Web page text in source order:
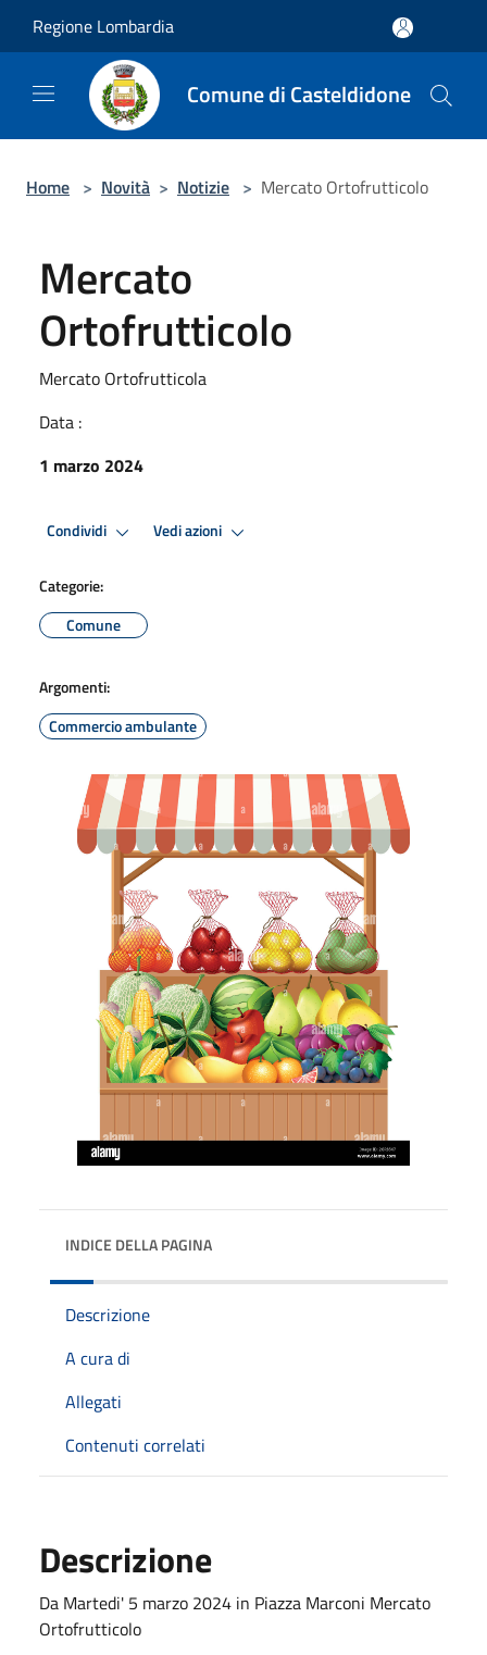
Regione Lombardia
Comune di Casteldidone
Home > Novità > Notizie > Mercato Ortofrutticolo
Mercato
Ortofrutticolo
Mercato Ortofrutticola
Data :
1 marzo 2024
Condividi Vedi azioni
Categorie:
Comune
Argomenti:
Commercio ambulante
INDICE DELLA PAGINA
Descrizione
A cura di
Allegati
Contenuti correlati
Descrizione
Da Martedi' 5 marzo 2024 in Piazza Marconi Mercato
Ortofrutticolo